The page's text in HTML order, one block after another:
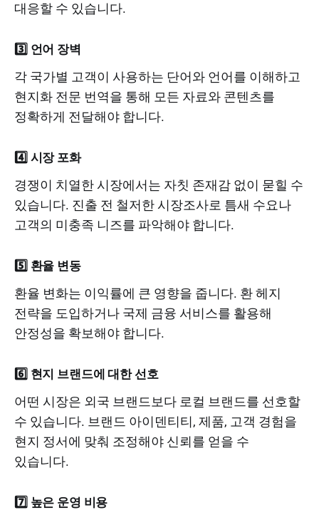
대응할 수 있습니다.
3️⃣ 언어 장벽
각 국가별 고객이 사용하는 단어와 언어를 이해하고
현지화 전문 번역을 통해 모든 자료와 콘텐츠를
정확하게 전달해야 합니다.
4️⃣ 시장 포화
경쟁이 치열한 시장에서는 자칫 존재감 없이 묻힐 수
있습니다. 진출 전 철저한 시장조사로 틈새 수요나
고객의 미충족 니즈를 파악해야 합니다.
5️⃣ 환율 변동
환율 변화는 이익률에 큰 영향을 줍니다. 환 헤지
전략을 도입하거나 국제 금융 서비스를 활용해
안정성을 확보해야 합니다.
6️⃣ 현지 브랜드에 대한 선호
어떤 시장은 외국 브랜드보다 로컬 브랜드를 선호할
수 있습니다. 브랜드 아이덴티티, 제품, 고객 경험을
현지 정서에 맞춰 조정해야 신뢰를 얻을 수
있습니다.
7️⃣ 높은 운영 비용